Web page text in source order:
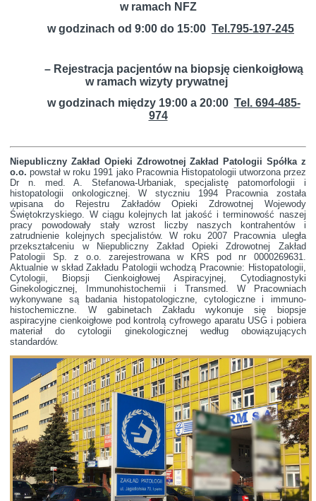
w ramach NFZ
w godzinach od 9:00 do 15:00 Tel.795-197-245
– Rejestracja pacjentów na biopsję cienkoigłową
wramach wizyty prywatnej
w godzinach między 19:00 a 20:00 Tel. 694-485-
974
Niepubliczny Zakład Opieki Zdrowotnej Zakład Patologii Spółka z
o.o. powstał w roku 1991 jako Pracownia Histopatologii utworzona przez
Dr n. med. A. Stefanowa-Urbaniak, specjalistę patomorfologii i
histopatologii onkologicznej. W styczniu 1994 Pracownia została
wpisana do Rejestru Zakładów Opieki Zdrowotnej Wojewody
Świętokrzyskiego. W ciągu kolejnych lat jakość i terminowość naszej
pracy powodowały stały wzrost liczby naszych kontrahentów i
zatrudnienie kolejnych specjalistów. W roku 2007 Pracownia uległa
przekształceniu w Niepubliczny Zakład Opieki Zdrowotnej Zakład
Patologii Sp. z o.o. zarejestrowana w KRS pod nr 0000269631.
Aktualnie w skład Zakładu Patologii wchodzą Pracownie: Histopatologii,
Cytologii, Biopsji Cienkoigłowej Aspiracyjnej, Cytodiagnostyki
Ginekologicznej, Immunohistochemii i Transmed. W Pracowniach
wykonywane są badania histopatologiczne, cytologiczne i immuno-
histochemiczne. W gabinetach Zakładu wykonuje się biopsje
aspiracyjne cienkoigłowe pod kontrolą cyfrowego aparatu USG i pobiera
materiał do cytologii ginekologicznej według obowiązujących
standardów.